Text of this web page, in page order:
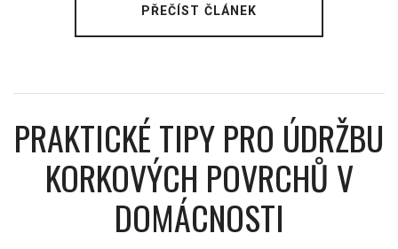
PŘEČÍST ČLÁNEK
PRAKTICKÉ TIPY PRO ÚDRŽBU
KORKOVÝCH POVRCHŮ V
DOMÁCNOSTI